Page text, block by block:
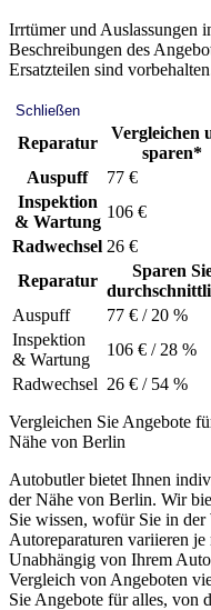
Irrtümer und Auslassungen
Beschreibungen des
Ersatzteilen sind
Schließen
Reparatur
Vergleichen
sparen*
Auspuff
77 €
Inspektion
& Wartung
106 €
Radwechsel 26 €
Reparatur
Sparen
Auspuff
77 € / 20 %
Inspektion
& Wartung
106 € / 28 %
Radwechsel 26 € / 54 %
Vergleichen Sie Angebote
Nähe von Berlin
Autobutler bietet Ihnen
der Nähe von Berlin. Wir
Sie wissen, wofür Sie in
Autoreparaturen variieren
Unabhängig von Ihrem
Vergleich von Angeboten
Sie Angebote für alles, von